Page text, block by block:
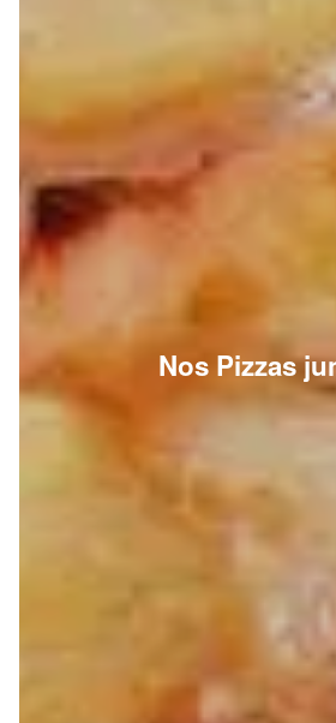
Nos Pizzas